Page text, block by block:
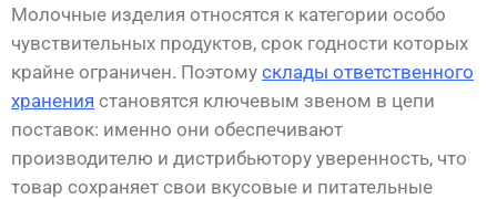
Молочные изделия относятся к категории особо
чувствительных продуктов, срок годности которых
крайне ограничен. Поэтому склады ответственного
хранения становятся ключевым звеном в цепи
поставок: именно они обеспечивают
производителю и дистрибьютору уверенность, что
товар сохраняет свои вкусовые и питательные